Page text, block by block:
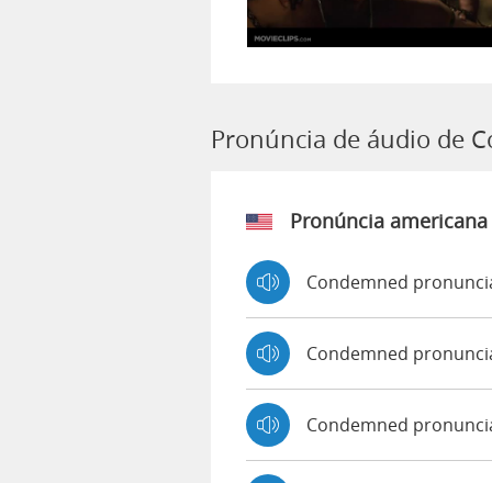
Pronúncia de áudio de
Pronúncia americana
Condemned
Condemned
Condemned